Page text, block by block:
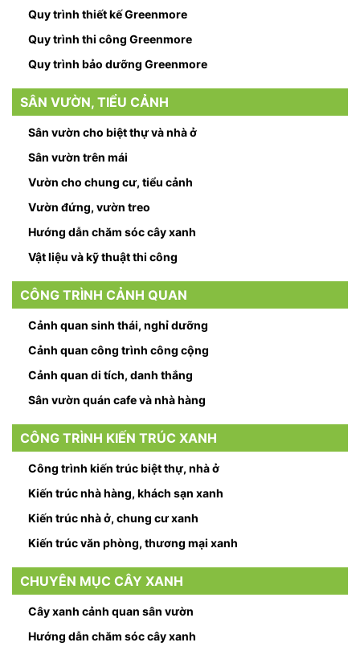
Quy trình thiết kế Greenmore
Quy trình thi công Greenmore
Quy trình bảo dưỡng Greenmore
SÂN VƯỜN, TIỂU CẢNH
Sân vườn cho biệt thự và nhà ở
Sân vườn trên mái
Vườn cho chung cư, tiểu cảnh
Vườn đứng, vườn treo
Hướng dẫn chăm sóc cây xanh
Vật liệu và kỹ thuật thi công
CÔNG TRÌNH CẢNH QUAN
Cảnh quan sinh thái, nghỉ dưỡng
Cảnh quan công trình công cộng
Cảnh quan di tích, danh thắng
Sân vườn quán cafe và nhà hàng
CÔNG TRÌNH KIẾN TRÚC XANH
Công trình kiến trúc biệt thự, nhà ở
Kiến trúc nhà hàng, khách sạn xanh
Kiến trúc nhà ở, chung cư xanh
Kiến trúc văn phòng, thương mại xanh
CHUYÊN MỤC CÂY XANH
Cây xanh cảnh quan sân vườn
Hướng dẫn chăm sóc cây xanh